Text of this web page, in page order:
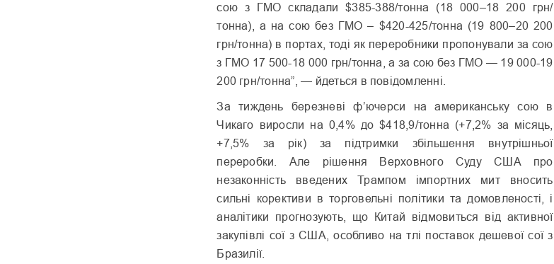
сою з ГМО складали $385-388/тонна (18 000–18 200 грн/
тонна), а на сою без ГМО – $420-425/тонна (19 800–20 200
грн/тонна) в портах, тоді як переробники пропонували за сою
з ГМО 17 500-18 000 грн/тонна, а за сою без ГМО — 19 000-19
200 грн/тонна”, — йдеться в повідомленні.
За тиждень березневі ф’ючерси на американську сою в
Чикаго виросли на 0,4% до $418,9/тонна (+7,2% за місяць,
+7,5% за рік) за підтримки збільшення внутрішньої
переробки. Але рішення Верховного Суду США про
незаконність введених Трампом імпортних мит вносить
сильні корективи в торговельні політики та домовленості, і
аналітики прогнозують, що Китай відмовиться від активної
закупівлі сої з США, особливо на тлі поставок дешевої сої з
Бразилії.